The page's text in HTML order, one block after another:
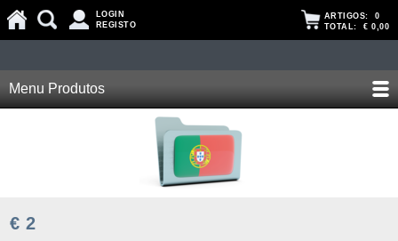
LOGIN
REGISTO
ARTIGOS: 0
TOTAL: € 0,00
Menu Produtos
€ 2